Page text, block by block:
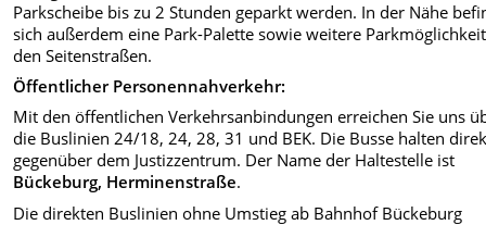
Parkscheibe bis zu 2 Stunden geparkt werden. In der Nähe
sich außerdem eine Park-Palette sowie weitere
den Seitenstraßen.
Öffentlicher Personennahverkehr:
Mit den öffentlichen Verkehrsanbindungen erreichen Sie uns
die Buslinien 24/18, 24, 28, 31 und BEK. Die Busse halten
gegenüber dem Justizzentrum. Der Name der Haltestelle ist
Bückeburg, Herminenstraße.
Die direkten Buslinien ohne Umstieg ab Bahnhof Bückeburg